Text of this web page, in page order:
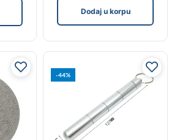
Dodaj u korpu
-44%